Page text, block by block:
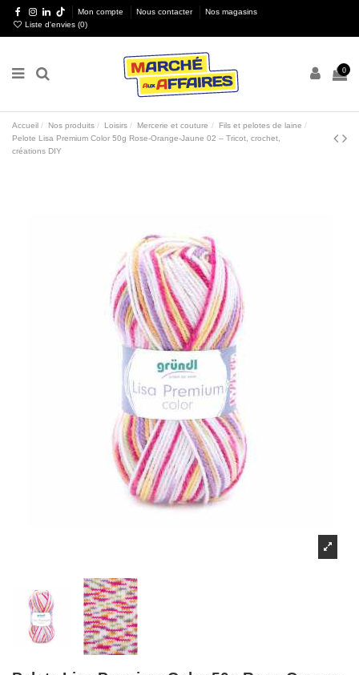
Mon compte Nous contacter
Nos magasins
Liste d'envies (0)
0
Accueil Nos produits Loisirs Mercerie et couture
Fils et pelotes de laine
Pelote Lisa Premium Color 50g Rose-Orange-Jaune 02 – Tricot, crochet,
créations DIY